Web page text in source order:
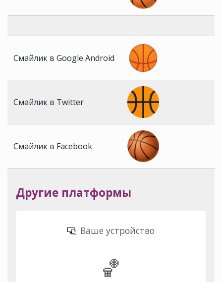
Смайлик в Google Android
Смайлик в Twitter
Смайлик в Facebook
Другие платформы
Ваше устройство
🏀